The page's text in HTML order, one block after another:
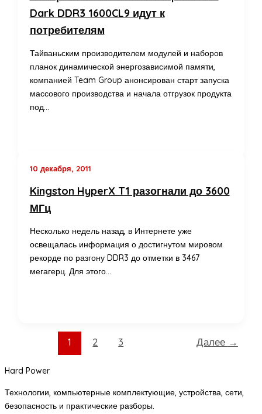
Dark DDR3 1600CL9 идут к
потребителям
Тайваньским производителем модулей и наборов
планок динамической энергозависимой памяти,
компанией Team Group анонсирован старт запуска
массового производства и начала отгрузок продукта
под…
10 декабря, 2011
Kingston HyperX T1 разогнали до 3600
МГц
Несколько недель назад, в Интернете уже
освещалась информация о достигнутом мировом
рекорде по разгону DDR3 до отметки в 3467
мегагерц. Для этого…
1 2 3 Далее →
Hard Power
Технологии, компьютерные комплектующие, устройства, сети,
безопасность и практические разборы.